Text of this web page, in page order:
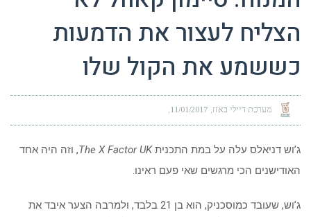
הצליח לעצור את הדמעות
כששמע את הקול שלו
מערכת דיילי באזז 11/01/2017
ג’וש דניאלס עלה על במת התכניתThe X Factor UK, וזה היה אחד
האודישנים הכי מרגשים שאי פעם ראינו.
ג’וש, שעובד כמוסכניק, הוא בן 21 בלבד, ולמרבה הצער איבד את